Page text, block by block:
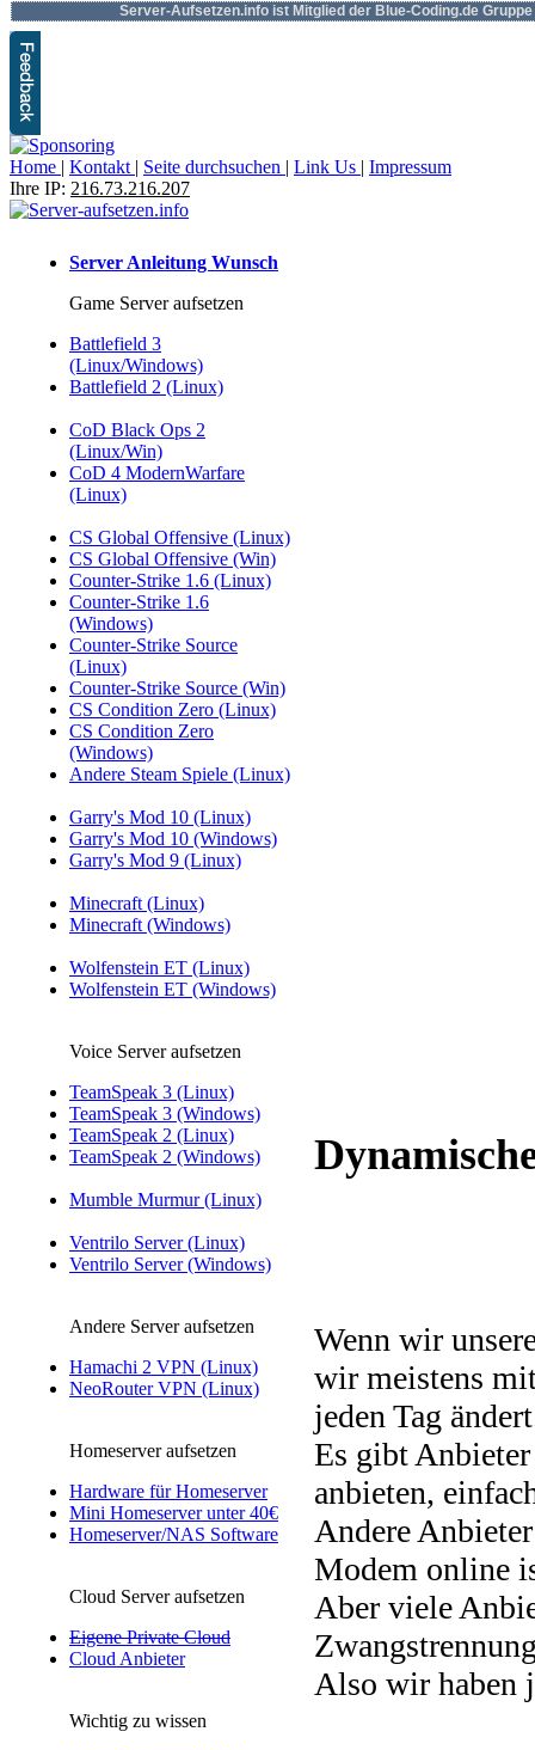
Server-Aufsetzen.info ist Mitglied der Blue-Coding.de
Home | Kontakt | Seite durchsuchen | Link Us | Impressum
Ihre IP: 216.73.216.207
Server Anleitung Wunsch
Game Server aufsetzen
Battlefield 3
(Linux/Windows)
Battlefield 2 (Linux)
CoD Black Ops 2
(Linux/Win)
CoD 4 ModernWarfare
(Linux)
CS Global Offensive (Linux)
CS Global Offensive (Win)
Counter-Strike 1.6 (Linux)
Counter-Strike 1.6
(Windows)
Counter-Strike Source
(Linux)
Counter-Strike Source (Win)
CS Condition Zero (Linux)
CS Condition Zero
(Windows)
Andere Steam Spiele (Linux)
Garry's Mod 10 (Linux)
Garry's Mod 10 (Windows)
Garry's Mod 9 (Linux)
Minecraft (Linux)
Minecraft (Windows)
Wolfenstein ET (Linux)
Wolfenstein ET (Windows)
Voice Server aufsetzen
TeamSpeak 3 (Linux)
TeamSpeak 3 (Windows)
TeamSpeak 2 (Linux)
TeamSpeak 2 (Windows)
Mumble Murmur (Linux)
Ventrilo Server (Linux)
Ventrilo Server (Windows)
Andere Server aufsetzen
Hamachi 2 VPN (Linux)
NeoRouter VPN (Linux)
Homeserver aufsetzen
Hardware für Homeserver
Mini Homeserver unter 40€
Homeserver/NAS Software
Cloud Server aufsetzen
Eigene Private Cloud
Cloud Anbieter
Wichtig zu wissen
Wenn wir
wir meistens
jeden Tag
Es gibt
anbieten,
Andere
Modem online
Aber viele
Also wir haben